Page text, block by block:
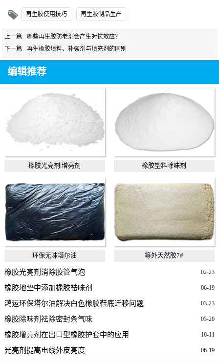
再生胶使用技巧 再生胶制品生产
上一篇
哪些再生胶防老剂会产生对抗效应？
下一篇
再生橡胶填料、补强剂与填充剂的区别
编辑推荐
橡胶光亮剂|增亮剂 橡胶塑料除味剂
环保无味塔尔油 等外天然胶7#
02-23
橡胶光亮剂消除胶管气泡
06-19
橡胶地垫中添加橡胶祛味剂
03-23
鸿运环保塔尔油解决白色橡胶鞋底迁移问题
05-20
橡胶除味剂祛除密封条气味
10-11
橡胶增亮剂在出口型橡胶护套中的应用
06-19
光亮剂提高电线外皮亮度